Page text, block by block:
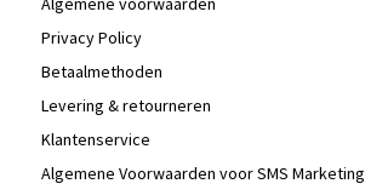
Privacy Policy
Betaalmethoden
Levering & retourneren
Klantenservice
Algemene Voorwaarden voor SMS Marketing